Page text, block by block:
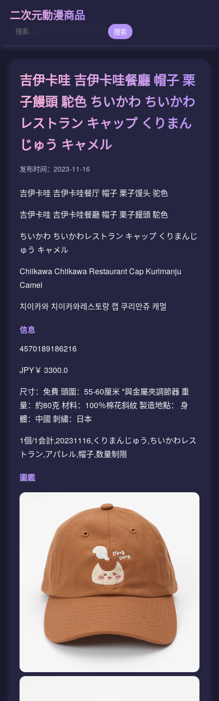
二次元動漫商品
搜索
吉伊卡哇 吉伊卡哇餐廳 帽子 栗
子饅頭 駝色 ちいかわ ちいかわ
レストラン キャップ くりまん
じゅう キャメル
发布时间：2023-11-16
吉伊卡哇 吉伊卡哇餐厅 帽子 栗子馒头 驼色
吉伊卡哇 吉伊卡哇餐廳 帽子 栗子饅頭 駝色
ちいかわ ちいかわレストラン キャップ くりまんじ
ゅう キャメル
Chiikawa Chiikawa Restaurant Cap Kurimanju
Camel
치이카와 치이카와레스토랑 캡 쿠리만쥬 캐멀
信息
4570189186216
JPY￥ 3300.0
尺寸：免費 頭圍：55-60厘米 *與金屬夾調節器 重
量：約80克 材料：100％棉花斜紋 製造地點： 身
體：中國 刺繡：日本
1個/1会計,20231116,くりまんじゅう,ちいかわレス
トラン,アパレル,帽子,数量制限
圖鑑